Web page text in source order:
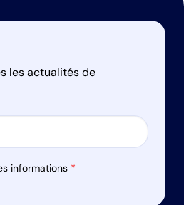
les actualités de
informations *